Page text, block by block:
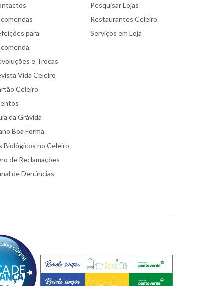
para
e Trocas
Vida Celeiro
Celeiro
da Grávida
Boa Forma
Biológicos no Celeiro
de Reclamações
de Denúncias
Pesquisar Lojas
Restaurantes Celeiro
Serviços em Loja